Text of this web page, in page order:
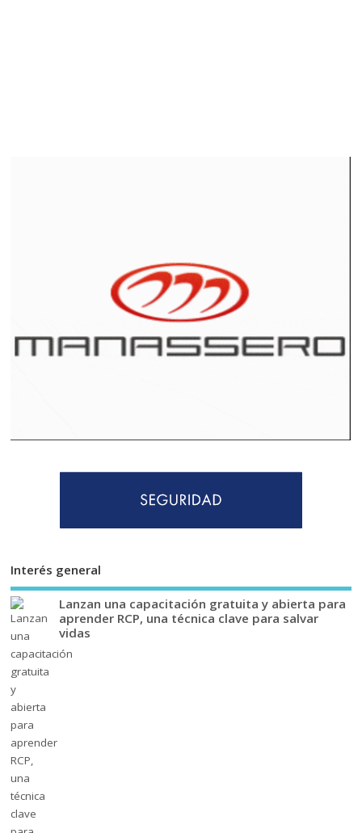
Interés general
Lanzan una capacitación gratuita y abierta para
aprender RCP, una técnica clave para salvar
vidas